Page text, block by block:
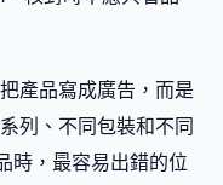
產品寫成廣告，而是
列、不同包裝和不同
時，最容易出錯的位